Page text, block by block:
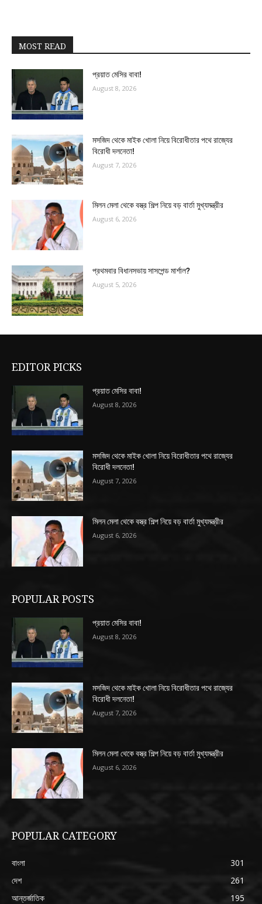
MOST READ
প্রয়াত মেসির বাবা!
August 8, 2026
মসজিদ থেকে মাইক খোলা নিয়ে বিরোধীতার পথে রাজ্যের
বিরোধী দলনেতা!
August 7, 2026
মিলন মেলা থেকে বস্ত্র শিল্প নিয়ে বড় বার্তা মুখ্যমন্ত্রীর
August 6, 2026
প্রথমবার বিধানসভায় সাসপেন্ড মার্শাল?
August 5, 2026
EDITOR PICKS
প্রয়াত মেসির বাবা!
August 8, 2026
মসজিদ থেকে মাইক খোলা নিয়ে বিরোধীতার পথে রাজ্যের
বিরোধী দলনেতা!
August 7, 2026
মিলন মেলা থেকে বস্ত্র শিল্প নিয়ে বড় বার্তা মুখ্যমন্ত্রীর
August 6, 2026
POPULAR POSTS
প্রয়াত মেসির বাবা!
August 8, 2026
মসজিদ থেকে মাইক খোলা নিয়ে বিরোধীতার পথে রাজ্যের
বিরোধী দলনেতা!
August 7, 2026
মিলন মেলা থেকে বস্ত্র শিল্প নিয়ে বড় বার্তা মুখ্যমন্ত্রীর
August 6, 2026
POPULAR CATEGORY
বাংলা
301
দেশ
261
আন্তর্জাতিক
195